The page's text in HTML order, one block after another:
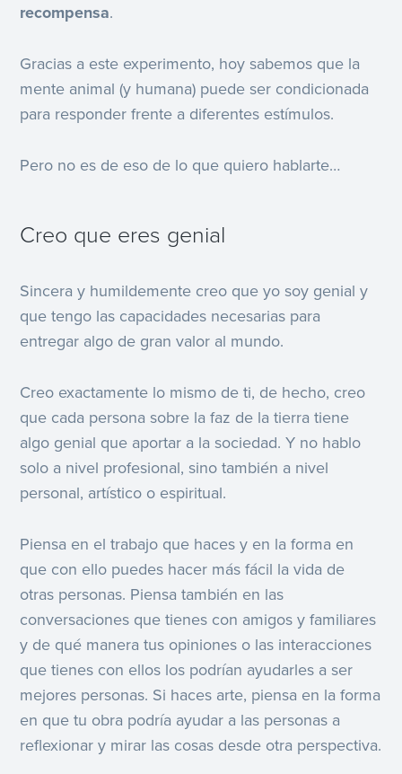
recompensa.
Gracias a este experimento, hoy sabemos que la
mente animal (y humana) puede ser condicionada
para responder frente a diferentes estímulos.
Pero no es de eso de lo que quiero hablarte…
Creo que eres genial
Sincera y humildemente creo que yo soy genial y
que tengo las capacidades necesarias para
entregar algo de gran valor al mundo.
Creo exactamente lo mismo de ti, de hecho, creo
que cada persona sobre la faz de la tierra tiene
algo genial que aportar a la sociedad. Y no hablo
solo a nivel profesional, sino también a nivel
personal, artístico o espiritual.
Piensa en el trabajo que haces y en la forma en
que con ello puedes hacer más fácil la vida de
otras personas. Piensa también en las
conversaciones que tienes con amigos y familiares
y de qué manera tus opiniones o las interacciones
que tienes con ellos los podrían ayudarles a ser
mejores personas. Si haces arte, piensa en la forma
en que tu obra podría ayudar a las personas a
reflexionar y mirar las cosas desde otra perspectiva.